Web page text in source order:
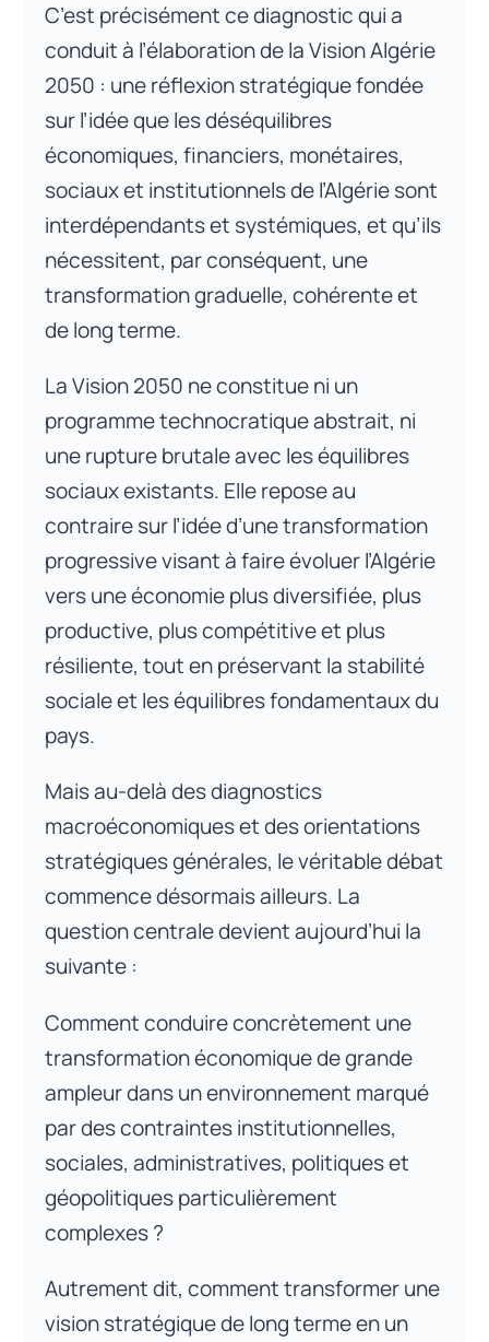
C’est précisément ce diagnostic qui a
conduit à l’élaboration de la Vision Algérie
2050 : une réflexion stratégique fondée
sur l’idée que les déséquilibres
économiques, financiers, monétaires,
sociaux et institutionnels de l’Algérie sont
interdépendants et systémiques, et qu’ils
nécessitent, par conséquent, une
transformation graduelle, cohérente et
de long terme.
La Vision 2050 ne constitue ni un
programme technocratique abstrait, ni
une rupture brutale avec les équilibres
sociaux existants. Elle repose au
contraire sur l’idée d’une transformation
progressive visant à faire évoluer l’Algérie
vers une économie plus diversifiée, plus
productive, plus compétitive et plus
résiliente, tout en préservant la stabilité
sociale et les équilibres fondamentaux du
pays.
Mais au-delà des diagnostics
macroéconomiques et des orientations
stratégiques générales, le véritable débat
commence désormais ailleurs. La
question centrale devient aujourd’hui la
suivante :
Comment conduire concrètement une
transformation économique de grande
ampleur dans un environnement marqué
par des contraintes institutionnelles,
sociales, administratives, politiques et
géopolitiques particulièrement
complexes ?
Autrement dit, comment transformer une
vision stratégique de long terme en un